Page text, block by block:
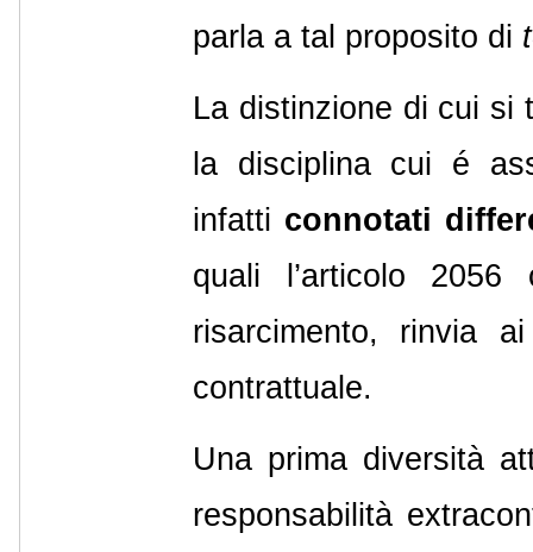
parla a tal proposito di
La distinzione di cui si
la disciplina cui é
infatti connotati
quali l’articolo
risarcimento, rinvia
contrattuale.
Una prima diversità
responsabilità